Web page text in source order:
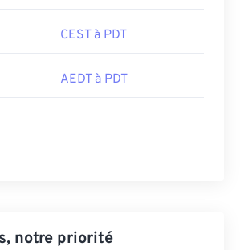
CEST à PDT
AEDT à PDT
notre priorité